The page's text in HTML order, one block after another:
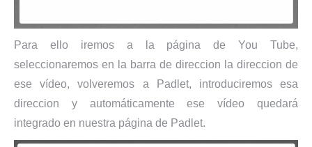
Para ello iremos a la página de You Tube,
seleccionaremos en la barra de direccion la direccion de
ese vídeo, volveremos a Padlet, introduciremos esa
direccion y automáticamente ese vídeo quedará
integrado en nuestra página de Padlet.